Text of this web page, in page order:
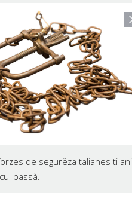
de segurëza talianes ti ani
passà.